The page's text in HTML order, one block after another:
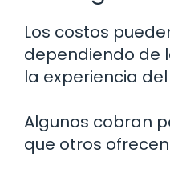
Los costos
dependiendo de
la experiencia
Algunos cobran
que otros